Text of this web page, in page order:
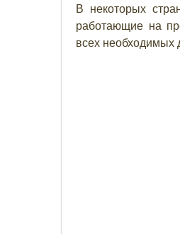
В некоторых
работающие на
всех необходимых